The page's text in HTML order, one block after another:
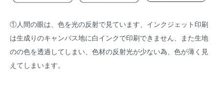
①人間の眼は、色を光の反射で見ています、インクジェット印刷
は生成りのキャンバス地に白インクで印刷できません、また生地
のの色を透過してしまい、色材の反射光が少ない為、色が薄く見
えてしまいます。